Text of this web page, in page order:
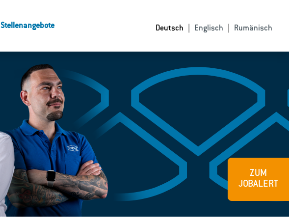
Deutsch Englisch Rumänisch
Stellenangebote
ZUM
JOBALERT